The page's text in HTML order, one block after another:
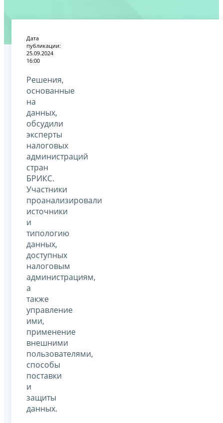
Дата
публикации:
25.09.2024
16:00
Решения,
основанные
на
данных,
обсудили
эксперты
налоговых
администраций
стран
БРИКС.
Участники
проанализировали
источники
и
типологию
данных,
доступных
налоговым
администрациям,
а
также
управление
ими,
применение
внешними
пользователями,
способы
поставки
и
защиты
данных.